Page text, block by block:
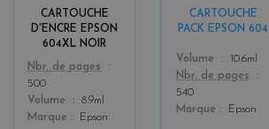
CARTOUCHE
D'ENCRE EPSON
604XL NOIR
Color
k
Nbr. de pages
500
Volume
8.9ml
Marque
Epson
CARTOUCHE
PACK EPSON 604
Color
k
+
Volume
10.6ml
Nbr. de pages
540
Marque
Epson